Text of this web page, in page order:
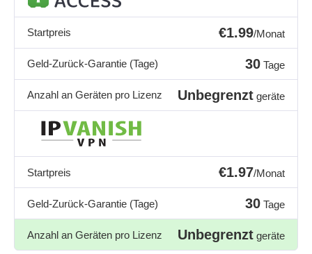
Startpreis €1.99/Monat
Geld-Zurück-Garantie (Tage) 30 Tage
Anzahl an Geräten pro Lizenz Unbegrenzt geräte
Startpreis €1.97/Monat
Geld-Zurück-Garantie (Tage) 30 Tage
Anzahl an Geräten pro Lizenz Unbegrenzt geräte